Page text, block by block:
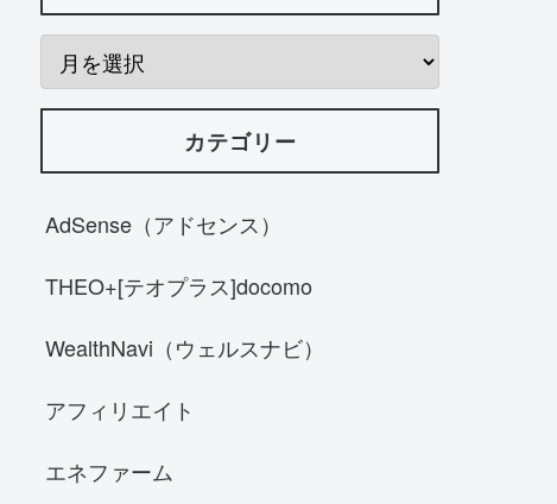
カテゴリー
AdSense（アドセンス）
THEO+[テオプラス]docomo
WealthNavi（ウェルスナビ）
アフィリエイト
エネファーム